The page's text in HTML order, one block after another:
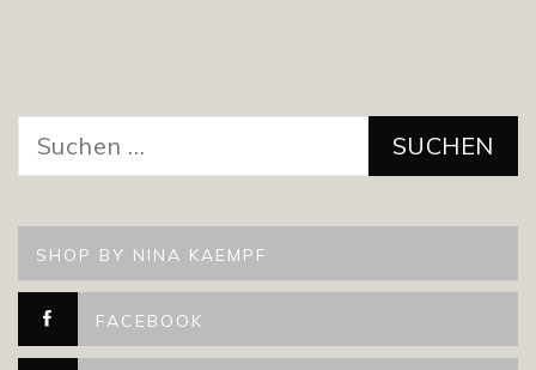
nach:
SHOP BY NINA KAEMPF
FACEBOOK